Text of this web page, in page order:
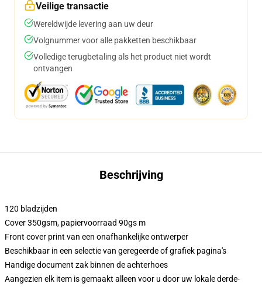
Veilige transactie
Wereldwijde levering aan uw deur
Volgnummer voor alle pakketten beschikbaar
Volledige terugbetaling als het product niet wordt
ontvangen
Beschrijving
120 bladzijden
Cover 350gsm, papiervoorraad 90gs m
Front cover print van een onafhankelijke ontwerper
Beschikbaar in een selectie van geregeerde of grafiek pagina's
Handige document zak binnen de achterhoes
Aangezien elk item is gemaakt alleen voor u door uw lokale derde-